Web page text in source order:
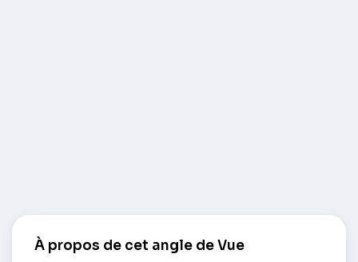
À propos de cet angle de Vue